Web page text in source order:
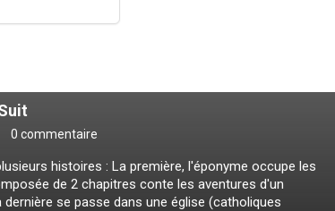
0 commentaire
histoires : La première, l'éponyme occupe les
de 2 chapitres conte les aventures d'un
se passe dans une église (catholiques